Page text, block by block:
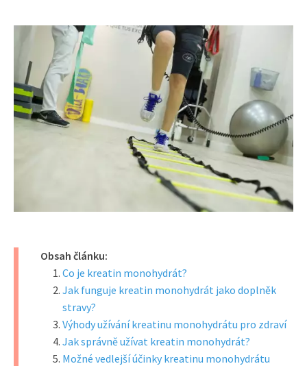
Obsah článku:
Co je kreatin monohydrát?
Jak funguje kreatin monohydrát jako doplněk
stravy?
Výhody užívání kreatinu monohydrátu pro zdraví
Jak správně užívat kreatin monohydrát?
Možné vedlejší účinky kreatinu monohydrátu